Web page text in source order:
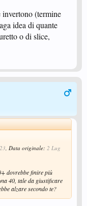
invertono (termine
idea di quante
o di slice,
, Data originale: 2 Lug
dovrebbe finire più
40, tale da giustificare
alzare secondo te?